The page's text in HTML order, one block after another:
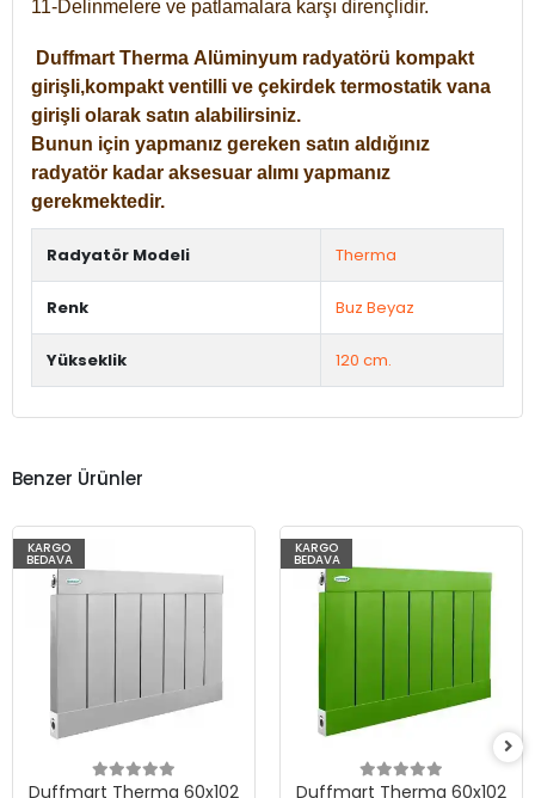
11-Delinmelere ve patlamalara karşı dirençlidir.
Duffmart Therma Alüminyum radyatörü kompakt
girişli,kompakt ventilli ve çekirdek termostatik vana
girişli olarak satın alabilirsiniz.
Bunun için yapmanız gereken satın aldığınız
radyatör kadar aksesuar alımı yapmanız
gerekmektedir.
Radyatör Modeli Therma
Renk Buz Beyaz
Yükseklik 120 cm.
Benzer Ürünler
KARGO
BEDAVA
Duffmart Therma 60x102
KARGO
BEDAVA
Duffmart Therma 60x102